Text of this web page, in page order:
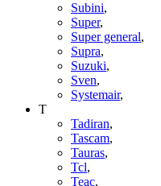
Subini,
Super,
Super general,
Supra,
Suzuki,
Sven,
Systemair,
T
Tadiran,
Tascam,
Tauras,
Tcl,
Teac,